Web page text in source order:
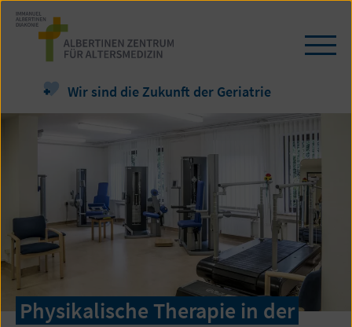
Zum
Seiteninhalt
springen
Wir sind die Zukunft der Geriatrie
Physikalische Therapie in der